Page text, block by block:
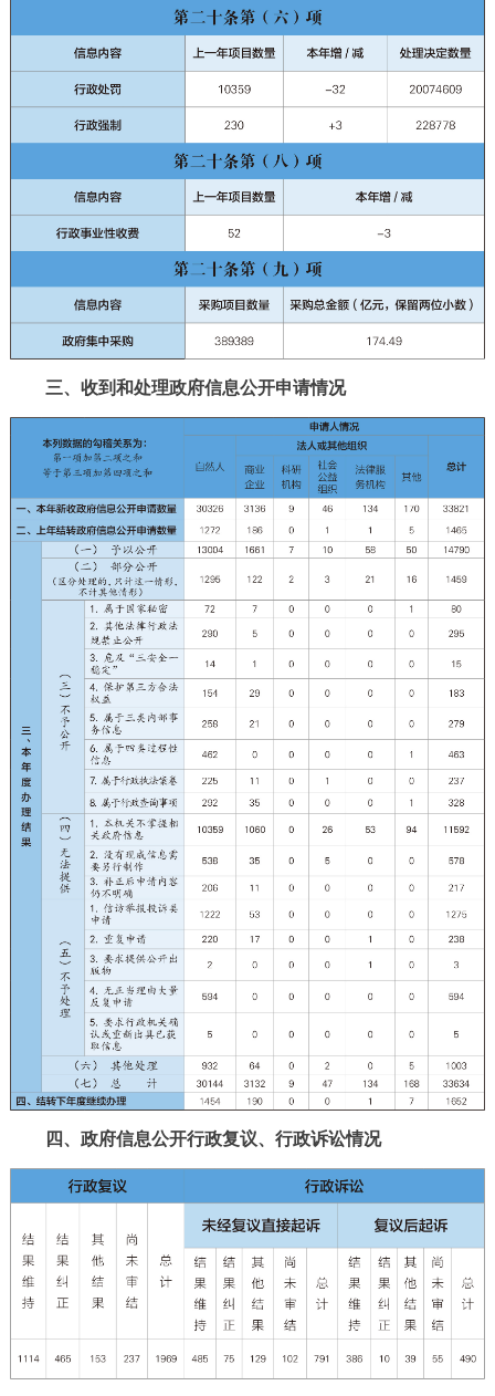
三、收到和处理政府信息公开申请情况
四、政府信息公开行政复议、行政诉讼情况